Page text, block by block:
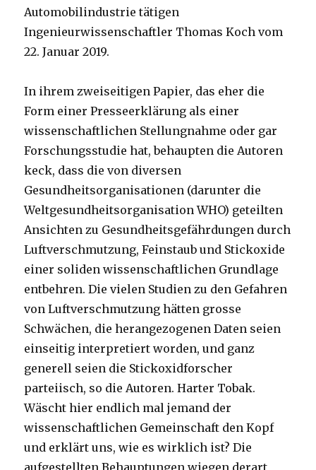
Automobilindustrie tätigen
Ingenieurwissenschaftler Thomas Koch vom
22. Januar 2019.
In ihrem zweiseitigen Papier, das eher die
Form einer Presseerklärung als einer
wissenschaftlichen Stellungnahme oder gar
Forschungsstudie hat, behaupten die Autoren
keck, dass die von diversen
Gesundheitsorganisationen (darunter die
Weltgesundheitsorganisation WHO) geteilten
Ansichten zu Gesundheitsgefährdungen durch
Luftverschmutzung, Feinstaub und Stickoxide
einer soliden wissenschaftlichen Grundlage
entbehren. Die vielen Studien zu den Gefahren
von Luftverschmutzung hätten grosse
Schwächen, die herangezogenen Daten seien
einseitig interpretiert worden, und ganz
generell seien die Stickoxidforscher
parteiisch, so die Autoren. Harter Tobak.
Wäscht hier endlich mal jemand der
wissenschaftlichen Gemeinschaft den Kopf
und erklärt uns, wie es wirklich ist? Die
aufgestellten Behauptungen wiegen derart